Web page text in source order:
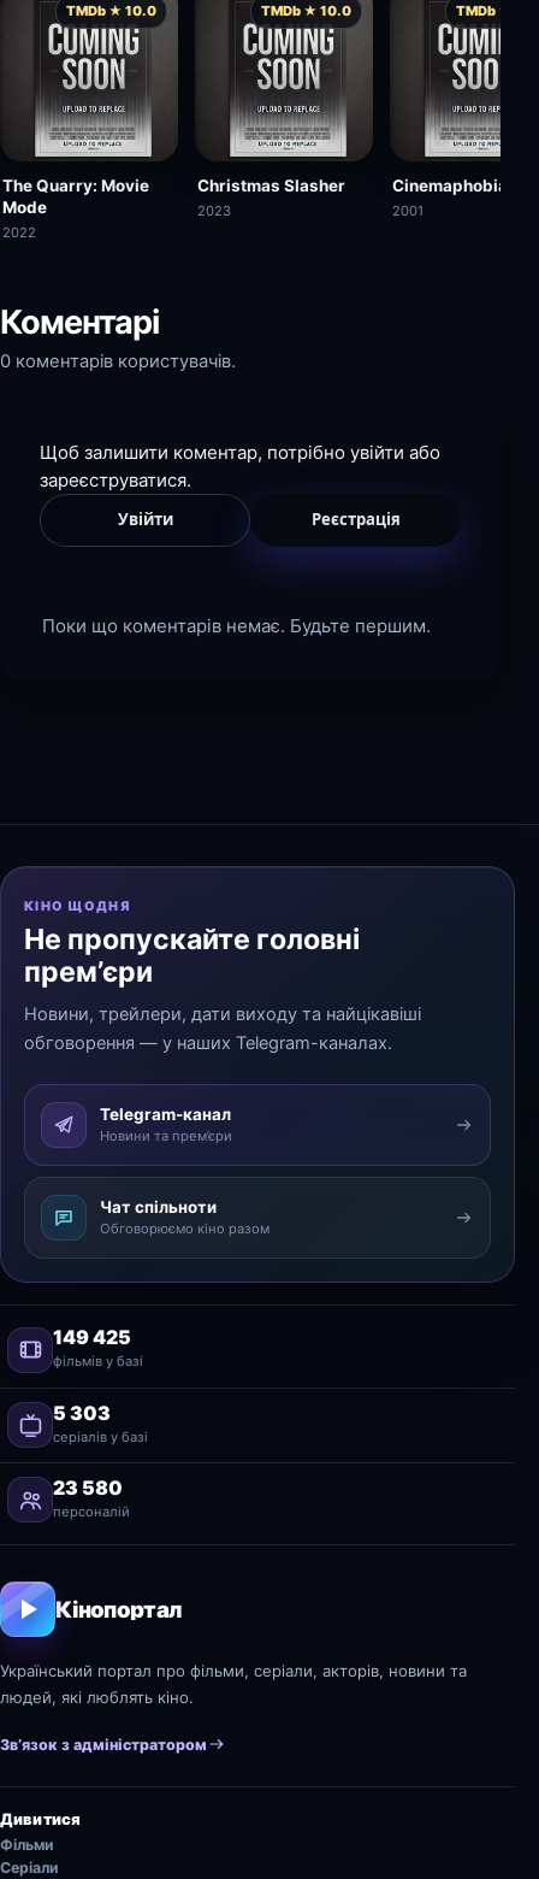
TMDb ★ 10.0
The Quarry: Movie
Mode
2022
TMDb ★ 10.0
Christmas Slasher
2023
TMDb ★
Cinemaphobia
2001
Коментарі
0 коментарів користувачів.
Щоб залишити коментар, потрібно увійти або
зареєструватися.
Увійти Реєстрація
Поки що коментарів немає. Будьте першим.
КІНО ЩОДНЯ
Не пропускайте головні
прем’єри
Новини, трейлери, дати виходу та найцікавіші
обговорення — у наших Telegram-каналах.
Telegram-канал
Новини та прем’єри
Чат спільноти
Обговорюємо кіно разом
149 425
фільмів у базі
5 303
серіалів у базі
23 580
персоналій
Кінопортал
Український портал про фільми, серіали, акторів, новини та
людей, які люблять кіно.
Зв’язок з адміністратором
Дивитися
Фільми
Серіали